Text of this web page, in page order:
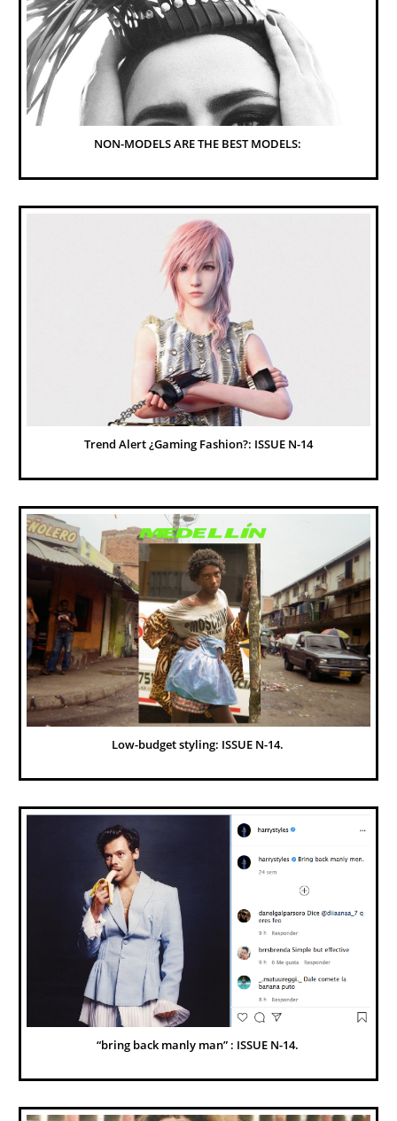
NON-MODELS ARE THE BEST MODELS:
Trend Alert ¿Gaming Fashion?: ISSUE N-14
Low-budget styling: ISSUE N-14.
“bring back manly man” : ISSUE N-14.